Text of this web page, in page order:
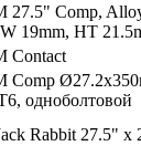
27.5" Comp,
19mm, HT
Contact
Comp
одноболтовой
Rabbit 27.5" x